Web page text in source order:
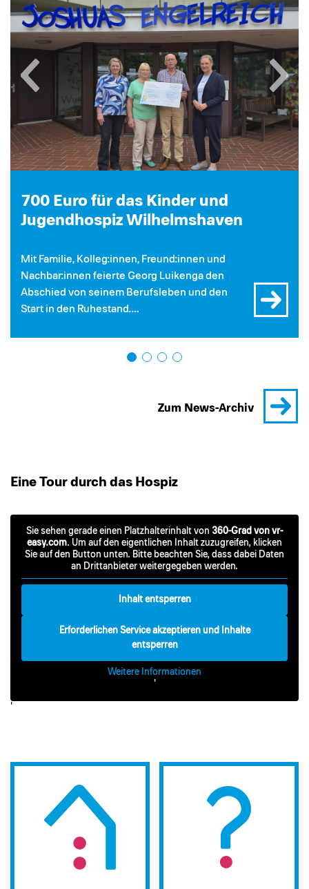
700 Euro für das Kinder und
Jugendhospiz Wilhelmshaven
Mit Familie, Kolleg:innen, Freund:innen und
Nachbar:innen feierte Georg Luikenga den
Abschied von seinem Berufsleben und den
Start in den Ruhestand.…
Zum News-Archiv
Eine Tour durch das Hospiz
Sie sehen gerade einen Platzhalterinhalt von 360-Grad von vr-
easy.com. Um auf den eigentlichen Inhalt zuzugreifen, klicken
Sie auf den Button unten. Bitte beachten Sie, dass dabei Daten
an Drittanbieter weitergegeben werden.
Inhalt entsperren
Erforderlichen Service akzeptieren und Inhalte
entsperren
Weitere Informationen
'
'